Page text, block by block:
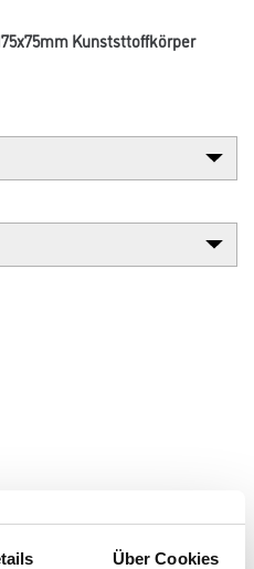
Über Cookies
Kunststtoffkörper